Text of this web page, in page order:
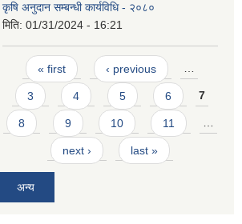
कृषि अनुदान सम्बन्धी कार्यविधि - २०८०
मिति: 01/31/2024 - 16:21
Pages
« first ‹ previous …
3 4 5 6 7
8 9 10 11 …
next › last »
अन्य